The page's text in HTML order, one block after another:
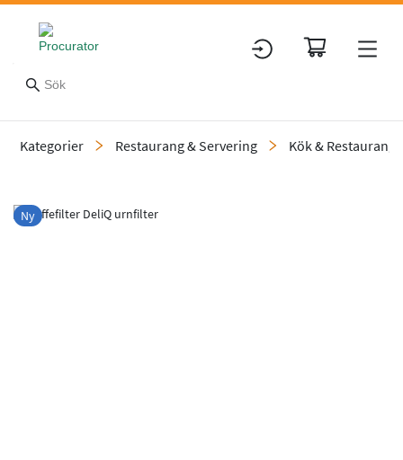
Kategorier Restaurang & Servering Kök & Restaurang
Ny
Slide 1 of 1